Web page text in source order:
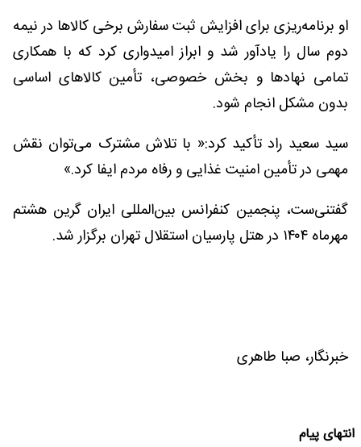
او برنامه‌ریزی برای افزایش ثبت سفارش برخی کالاها در نیمه
دوم سال را یادآور شد و ابراز امیدواری کرد که با همکاری
تمامی نهادها و بخش خصوصی، تأمین کالاهای اساسی
بدون مشکل انجام شود.
سید سعید راد تأکید کرد:« با تلاش مشترک می‌توان نقش
مهمی در تأمین امنیت غذایی و رفاه مردم ایفا کرد.»
گفتنی‌ست، پنجمین کنفرانس بین‌المللی ایران گرین هشتم
مهرماه ۱۴۰۴ در هتل پارسیان استقلال تهران برگزار شد.
خبرنگار، صبا طاهری
انتهای پیام